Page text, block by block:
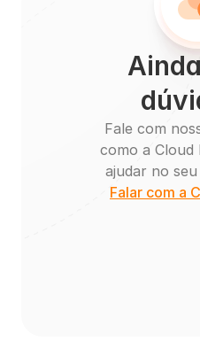
Fale com
como a Cloud
ajudar no
Falar com a